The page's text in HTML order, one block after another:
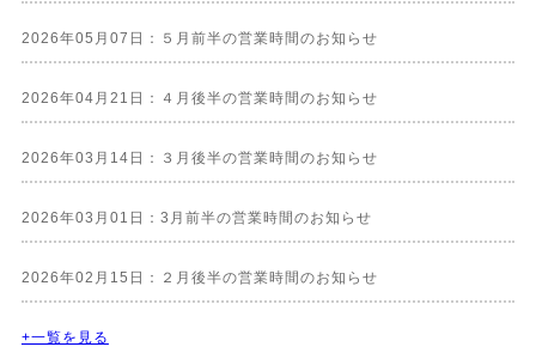
2026年05月07日：５月前半の営業時間のお知らせ
2026年04月21日：４月後半の営業時間のお知らせ
2026年03月14日：３月後半の営業時間のお知らせ
2026年03月01日：3月前半の営業時間のお知らせ
2026年02月15日：２月後半の営業時間のお知らせ
+一覧を見る